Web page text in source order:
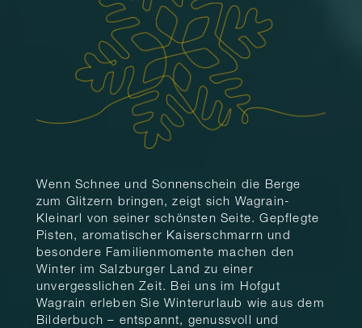
Wenn Schnee und Sonnenschein die Berge
zum Glitzern bringen, zeigt sich Wagrain-
Kleinarl von seiner schönsten Seite. Gepflegte
Pisten, aromatischer Kaiserschmarrn und
besondere Familienmomente machen den
Winter im Salzburger Land zu einer
unvergesslichen Zeit. Bei uns im Hofgut
Wagrain erleben Sie Winterurlaub wie aus dem
Bilderbuch – entspannt, genussvoll und